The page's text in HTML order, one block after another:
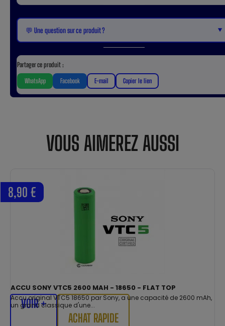
💬 Une question sur ce produit ? ▼
Partager ce produit :
WhatsApp Facebook E-mail Copier le lien
VOUS AIMEREZ AUSSI
ACCU SONY VTC5 2600 MAH - 18650 - FLAT TOP
Accu original VTC5 18650 par Sony, a une capacité de 2600 mAh,
un grand classique d'une...
8,90 €
VOIR +
ACHAT RAPIDE